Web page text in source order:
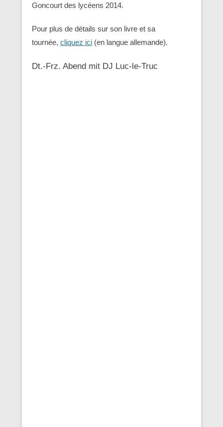
Goncourt des lycéens 2014.
Pour plus de détails sur son livre et sa
tournée, cliquez ici (en langue allemande).
Dt.-Frz. Abend mit DJ Luc-le-Truc